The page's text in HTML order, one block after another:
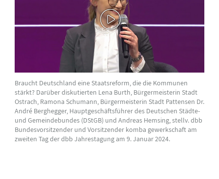
Braucht Deutschland eine Staatsreform, die die Kommunen
stärkt? Darüber diskutierten Lena Burth, Bürgermeisterin Stadt
Ostrach, Ramona Schumann, Bürgermeisterin Stadt Pattensen Dr.
André Berghegger, Hauptgeschäftsführer des Deutschen Städte-
und Gemeindebundes (DStGB) und Andreas Hemsing, stellv. dbb
Bundesvorsitzender und Vorsitzender komba gewerkschaft am
zweiten Tag der dbb Jahrestagung am 9. Januar 2024.